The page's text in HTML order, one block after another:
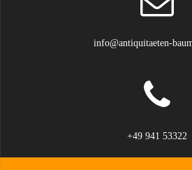
info@antiquitaeten-
+49 941 53322